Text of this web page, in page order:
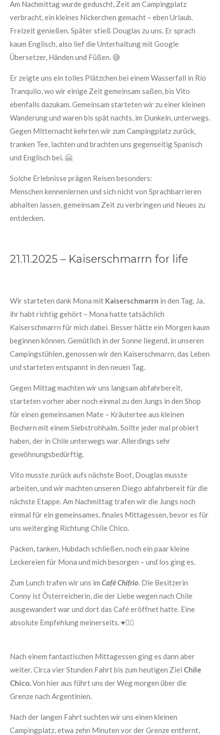
Am Nachmittag wurde geduscht, Zeit am Campingplatz
verbracht, ein kleines Nickerchen gemacht – eben Urlaub.
Freizeit genießen. Später stieß Douglas zu uns. Er sprach
kaum Englisch, also lief die Unterhaltung mit Google
Übersetzer, Händen und Füßen. 😅
Er zeigte uns ein tolles Plätzchen bei einem Wasserfall in Río
Tranquilo, wo wir einige Zeit gemeinsam saßen, bis Vito
ebenfalls dazukam. Gemeinsam starteten wir zu einer kleinen
Wanderung und waren bis spät nachts, im Dunkeln, unterwegs.
Gegen Mitternacht kehrten wir zum Campingplatz zurück,
tranken Tee, lachten und brachten uns gegenseitig Spanisch
und Englisch bei. 🤗
Solche Erlebnisse prägen Reisen besonders:
Menschen kennenlernen und sich nicht von Sprachbarrieren
abhalten lassen, gemeinsam Zeit zu verbringen und Neues zu
entdecken.
21.11.2025 – Kaiserschmarrn for life
Wir starteten dank Mona mit Kaiserschmarrn in den Tag. Ja,
ihr habt richtig gehört – Mona hatte tatsächlich
Kaiserschmarrn für mich dabei. Besser hätte ein Morgen kaum
beginnen können. Gemütlich in der Sonne liegend, in unseren
Campingstühlen, genossen wir den Kaiserschmarrn, das Leben
und starteten entspannt in den neuen Tag.
Gegen Mittag machten wir uns langsam abfahrbereit,
starteten vorher aber noch einmal zu den Jungs in den Shop
für einen gemeinsamen Mate – Kräutertee aus kleinen
Bechern mit einem Siebstrohhalm. Sollte jeder mal probiert
haben, der in Chile unterwegs war. Allerdings sehr
gewöhnungsbedürftig.
Vito musste zurück aufs nächste Boot, Douglas musste
arbeiten, und wir machten unseren Diego abfahrbereit für die
nächste Etappe. Am Nachmittag trafen wir die Jungs noch
einmal für ein gemeinsames, finales Mittagessen, bevor es für
uns weiterging Richtung Chile Chico.
Packen, tanken, Hubdach schließen, noch ein paar kleine
Leckereien für Mona und mich besorgen – und los ging es.
Zum Lunch trafen wir uns im Café Chifrio . Die Besitzerin
Conny ist Österreicherin, die der Liebe wegen nach Chile
ausgewandert war und dort das Café eröffnet hatte. Eine
absolute Empfehlung meinerseits. ♥️👍🏼
Nach einem fantastischen Mittagessen ging es dann aber
weiter. Circa vier Stunden Fahrt bis zum heutigen Ziel Chile
Chico. Von hier aus führt uns der Weg morgen über die
Grenze nach Argentinien.
Nach der langen Fahrt suchten wir uns einen kleinen
Campingplatz, etwa zehn Minuten vor der Grenze entfernt,